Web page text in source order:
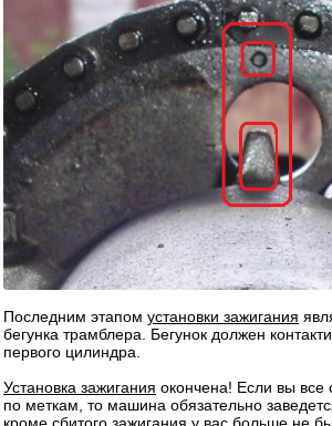
Последним этапом установки зажигания
бегунка трамблера. Бегунок должен
первого цилиндра.
Установка зажигания окончена! Если вы все
по меткам, то машина обязательно
кроме сбитого зажигания у вас больше не